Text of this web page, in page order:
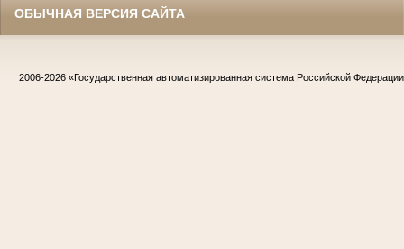
ОБЫЧНАЯ ВЕРСИЯ САЙТА
2006-2026 «Государственная автоматизированная система Российской